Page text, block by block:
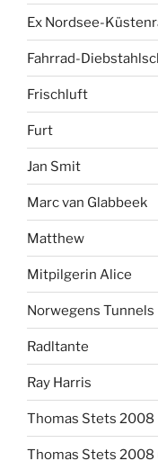
Ex Nordsee-
Fahrrad-
Frischluft
Furt
Jan Smit
Marc van Glabbeek
Matthew
Mitpilgerin Alice
Norwegens Tunnels
Radltante
Ray Harris
Thomas Stets 2008
Thomas Stets 2008